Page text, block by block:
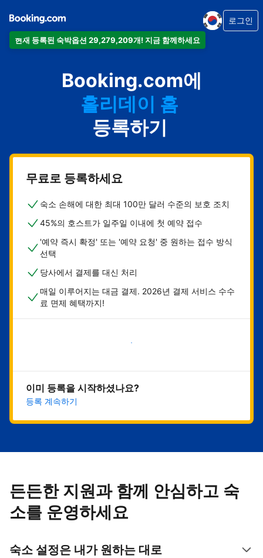
현재 등록된 숙박옵션 29,279,209개! 지금 함께하세요
로그인
Booking.com에
아파트
호텔
홀리데이 홈
게스트하우스
비앤비
등록하기
무료로 등록하세요
숙소 손해에 대한 최대 100만 달러 수준의 보호 조치
45%의 호스트가 일주일 이내에 첫 예약 접수
'예약 즉시 확정' 또는 '예약 요청' 중 원하는 접수 방식
선택
당사에서 결제를 대신 처리
매일 이루어지는 대금 결제. 2026년 결제 서비스 수수
료 면제 혜택까지!
지금 시작하기
이미 등록을 시작하셨나요?
등록 계속하기
든든한 지원과 함께 안심하고 숙
소를 운영하세요
숙소 설정은 내가 원하는 대로